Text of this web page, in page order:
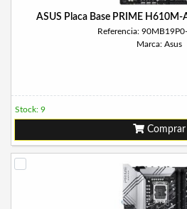
ASUS Placa Base PRIME
Referencia:
Marca: Asus
Stock: 9
Comprar